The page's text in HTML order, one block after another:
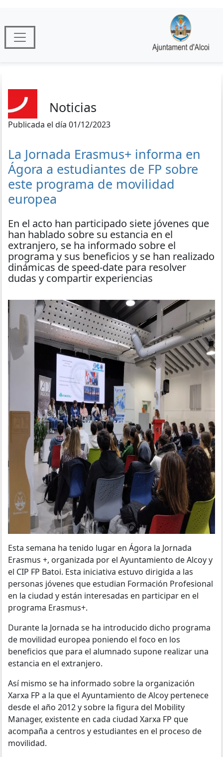
Noticias
Publicada el día 01/12/2023
La Jornada Erasmus+ informa en
Ágora a estudiantes de FP sobre
este programa de movilidad
europea
En el acto han participado siete jóvenes que
han hablado sobre su estancia en el
extranjero, se ha informado sobre el
programa y sus beneficios y se han realizado
dinámicas de speed-date para resolver
dudas y compartir experiencias
Esta semana ha tenido lugar en Ágora la Jornada
Erasmus +, organizada por el Ayuntamiento de Alcoy y
el CIP FP Batoi. Esta iniciativa estuvo dirigida a las
personas jóvenes que estudian Formación Profesional
en la ciudad y están interesadas en participar en el
programa Erasmus+.
Durante la Jornada se ha introducido dicho programa
de movilidad europea poniendo el foco en los
beneficios que para el alumnado supone realizar una
estancia en el extranjero.
Así mismo se ha informado sobre la organización
Xarxa FP a la que el Ayuntamiento de Alcoy pertenece
desde el año 2012 y sobre la figura del Mobility
Manager, existente en cada ciudad Xarxa FP que
acompaña a centros y estudiantes en el proceso de
movilidad.